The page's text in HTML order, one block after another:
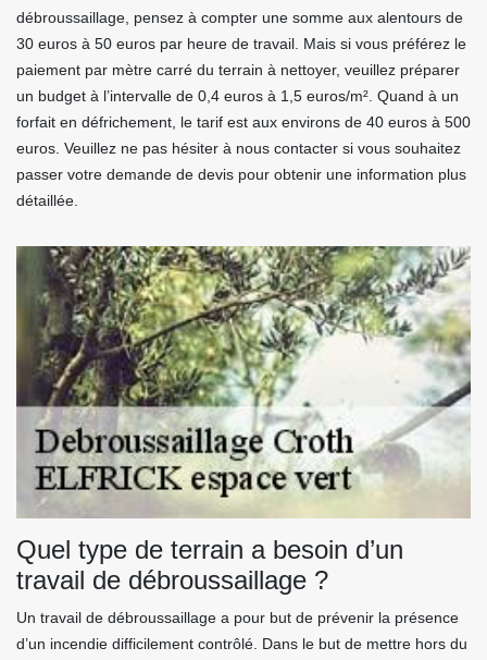
débroussaillage, pensez à compter une somme aux alentours de
30 euros à 50 euros par heure de travail. Mais si vous préférez le
paiement par mètre carré du terrain à nettoyer, veuillez préparer
un budget à l’intervalle de 0,4 euros à 1,5 euros/m². Quand à un
forfait en défrichement, le tarif est aux environs de 40 euros à 500
euros. Veuillez ne pas hésiter à nous contacter si vous souhaitez
passer votre demande de devis pour obtenir une information plus
détaillée.
Quel type de terrain a besoin d’un
travail de débroussaillage ?
Un travail de débroussaillage a pour but de prévenir la présence
d’un incendie difficilement contrôlé. Dans le but de mettre hors du